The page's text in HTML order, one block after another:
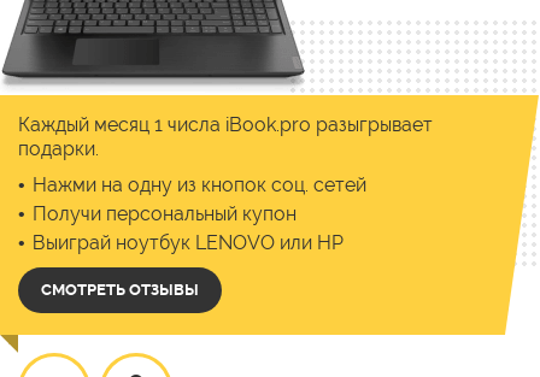
Каждый месяц 1 числа iBook.pro разыгрывает
подарки.
Нажми на одну из кнопок соц. сетей
Получи персональный купон
Выиграй ноутбук LENOVO или HP
СМОТРЕТЬ ОТЗЫВЫ